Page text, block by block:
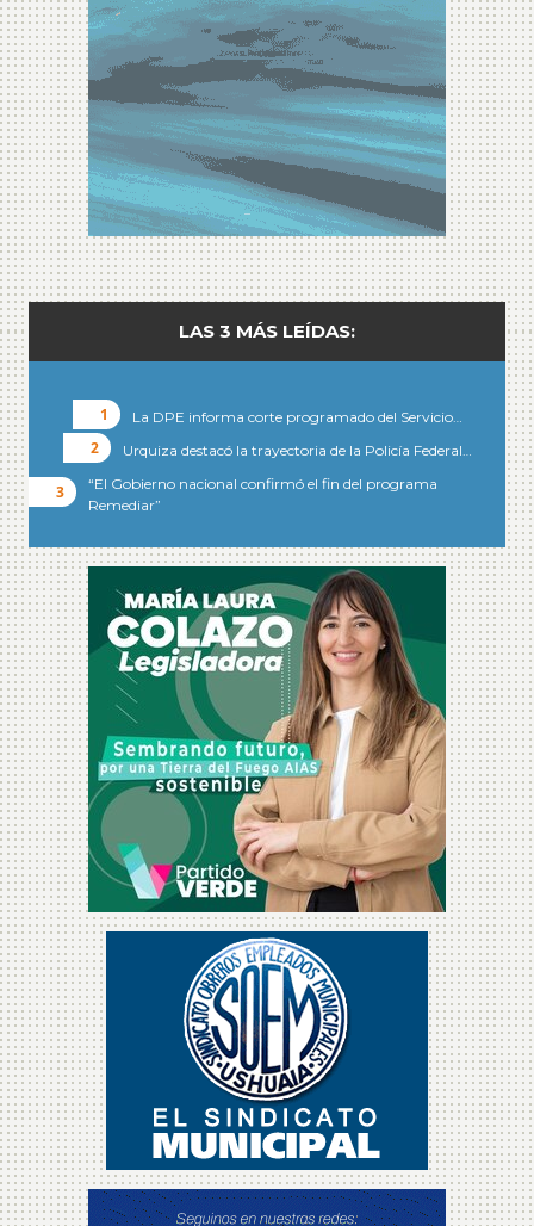
LAS 3 MÁS LEÍDAS:
La DPE informa corte programado del Servicio…
Urquiza destacó la trayectoria de la Policía Federal…
“El Gobierno nacional confirmó el fin del programa
Remediar”